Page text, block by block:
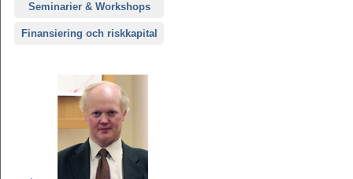
Seminarier & Workshops
Finansiering och riskkapital